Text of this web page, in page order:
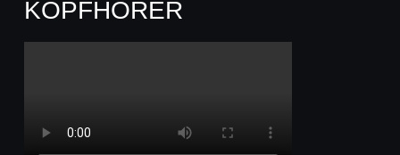
KOPFHÖRER